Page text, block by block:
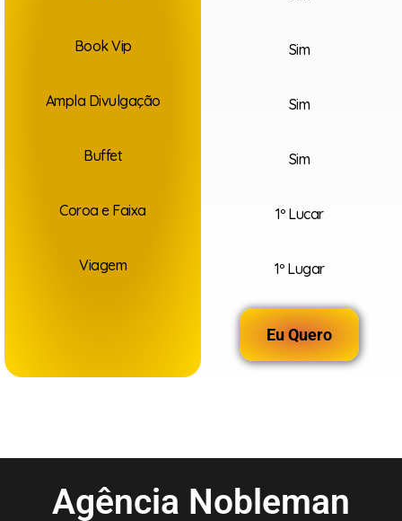
Book Vip
Ampla Divulgação
Buffet
Coroa e Faixa
Viagem
Sim
Sim
Sim
1º Lucar
1º Lugar
Eu Quero
Agência Nobleman